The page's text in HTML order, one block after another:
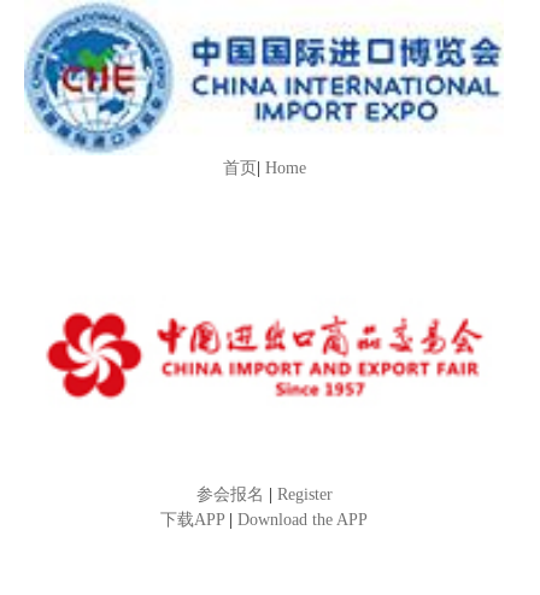
首页| Home
参会报名
Register
下载APP
Download the APP